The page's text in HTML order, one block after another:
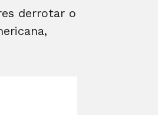
derrotar o